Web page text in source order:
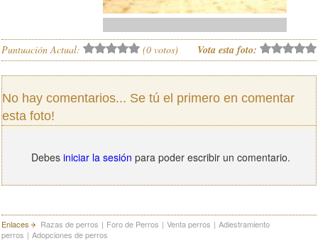
Puntuación Actual: (0 votos) Vota esta foto:
No hay comentarios... Se tú el primero en comentar
esta foto!
Debes iniciar la sesión para poder escribir un comentario.
Enlaces Razas de perros | Foro de Perros | Venta perros | Adiestramiento
perros | Adopciones de perros